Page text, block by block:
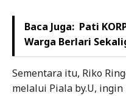
Baca Juga: Pati
Warga Berlari
Sementara itu, Riko
melalui Piala by.U,